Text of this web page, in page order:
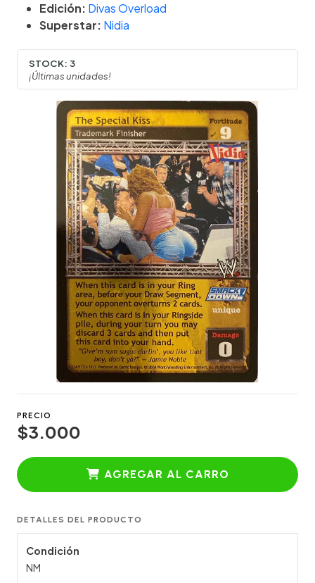
Edición: Divas Overload
Superstar: Nidia
STOCK: 3
¡Últimas unidades!
PRECIO
$3.000
AGREGAR AL CARRO
DETALLES DEL PRODUCTO
Condición
NM